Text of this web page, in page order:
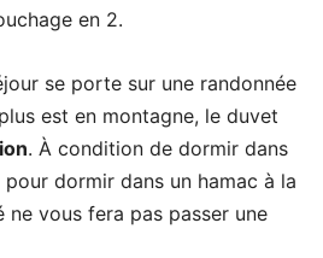
en 2.
se porte sur une randonnée
est en montagne, le duvet
. À condition de dormir dans
pour dormir dans un hamac à la
ne vous fera pas passer une